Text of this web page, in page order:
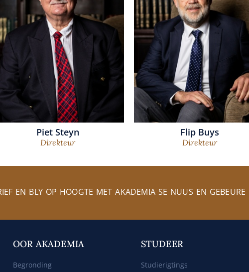
Piet Steyn
Direkteur
Flip Buys
Direkteur
EN BLY OP HOOGTE MET AKADEMIA SE NUUS EN GEBEURE
OOR AKADEMIA
Begronding
STUDEER
Studierigtings